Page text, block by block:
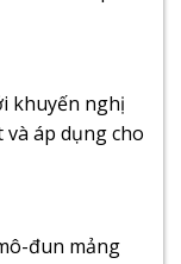
khuyến nghị
áp dụng cho
đun mảng